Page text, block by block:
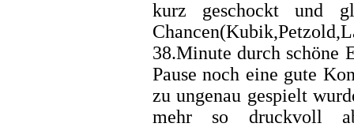
kurz geschockt und
38.Minute durch schöne
Pause noch eine gute
zu ungenau gespielt
mehr so druckvoll